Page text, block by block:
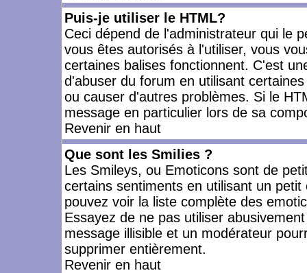
Puis-je utiliser le HTML?
Ceci dépend de l'administrateur qui le
vous êtes autorisés à l'utiliser, vous
certaines balises fonctionnent. C'est
d'abuser du forum en utilisant
ou causer d'autres problèmes. Si le
message en particulier lors de sa
Revenir en haut
Que sont les Smilies ?
Les Smileys, ou Emoticons sont de
certains sentiments en utilisant un
pouvez voir la liste complète des
Essayez de ne pas utiliser
message illisible et un modérateur
supprimer entièrement.
Revenir en haut